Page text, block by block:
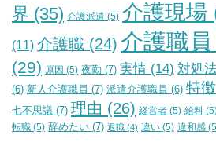
界 (35) 介護派遣 (5) 介護現場
(11) 介護職 (24) 介護職員
(29) 原因 (5) 夜勤 (7) 実情 (14) 対処
(6) 新人介護職員 (7) 派遣介護職員 (6) 特徴
七不思議 (7) 理由 (26) 経営者 (5) 給料
転職 (5) 辞めたい (7) 退職 (4) 違い (5) 違和感